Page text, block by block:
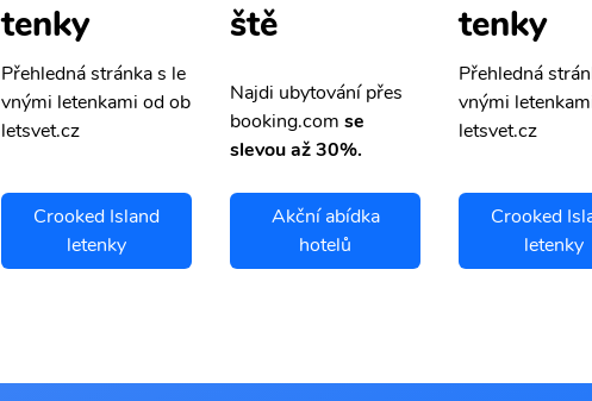
tenky
Přehledná stránka s le
vnými letenkami od ob
letsvet.cz
Crooked Island
letenky
ště
Najdi ubytování přes
booking.com se
slevou až 30%.
Akční abídka
hotelů
tenky
Přehledná
vnými
letsvet.cz
Crooked
letenky